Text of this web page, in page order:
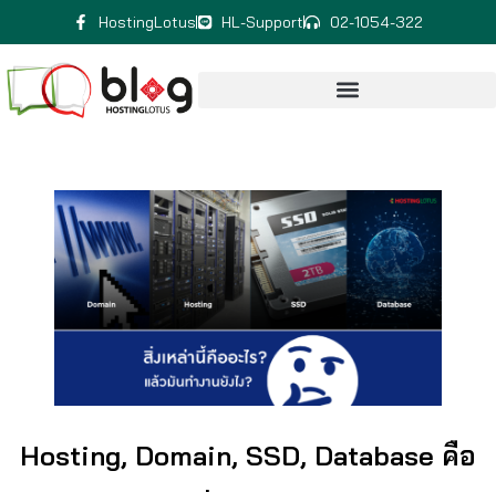
HostingLotus HL-Support 02-1054-322
Hosting, Domain, SSD, Database คือ